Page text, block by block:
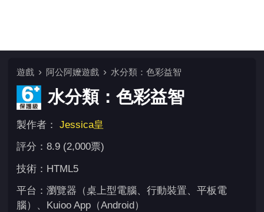
遊戲 阿公阿嬤遊戲 水分類：色彩益智
水分類：色彩益智
製作者： Jessica皇
評分：8.9 (2,000票)
技術：HTML5
平台：瀏覽器（桌上型電腦、行動裝置、平板電
腦）、Kuioo App（Android）